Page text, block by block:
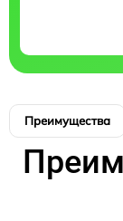
Преимущества